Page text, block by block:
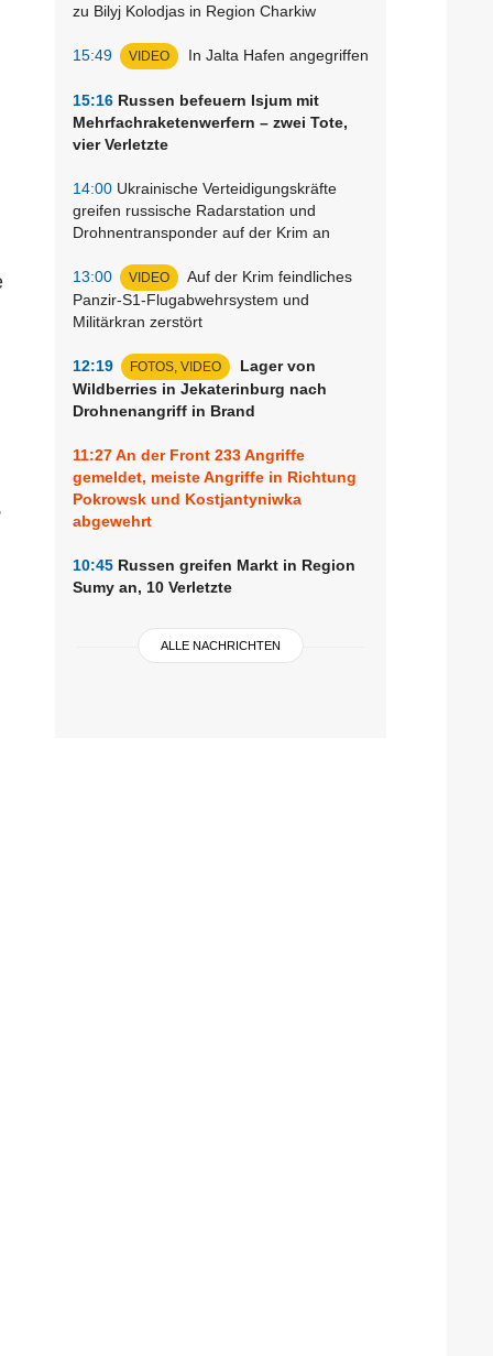
zu Bilyj Kolodjas in Region Charkiw
15:49 VIDEO In Jalta Hafen angegriffen
15:16 Russen befeuern Isjum mit
Mehrfachraketenwerfern – zwei Tote,
vier Verletzte
14:00 Ukrainische Verteidigungskräfte
greifen russische Radarstation und
Drohnentransponder auf der Krim an
13:00 VIDEO
Auf der Krim feindliches
Panzir-S1-Flugabwehrsystem und
Militärkran zerstört
12:19 FOTOS, VIDEO
Lager von
Wildberries in Jekaterinburg nach
Drohnenangriff in Brand
11:27An der Front 233 Angriffe
gemeldet, meiste Angriffe in Richtung
Pokrowsk und Kostjantyniwka
abgewehrt
10:45 Russen greifen Markt in Region
Sumy an, 10 Verletzte
ALLE NACHRICHTEN